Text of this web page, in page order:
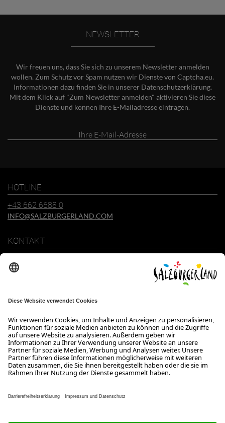
NEWSLETTER
Wir freuen uns, dass Sie sich zu unserem Newsletter anmelden
wollen. Zum Schutz vor Spam nutzen wir Dienste von Captcha.eu.
Informationen dazu finden Sie in unserer Datenschutzerklärung.
Mit dem Klick auf "Zum Newsletter anmelden" aktivieren Sie diese
Dienste und können Ihre E-Mailadresse eintragen.
HOTLINE
+43 662 6688 0
INFO@SALZBURGERLAND.COM
KONTAKT
+43 662 6688 0
ÖFFNUNGSZEITEN
Wir freuen uns auf Ihre Anfrage!
Gerne stehen wir Ihnen von Montag bis Donnerstag von 08:00 bis